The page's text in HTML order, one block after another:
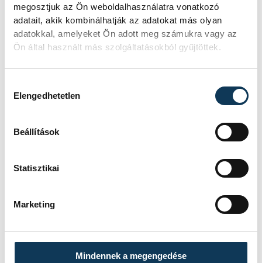
megosztjuk az Ön weboldalhasználatra vonatkozó
adatait, akik kombinálhatják az adatokat más olyan
adatokkal, amelyeket Ön adott meg számukra vagy az
Ön által használt más szolgáltatásokból gyűjtöttek.
Elengedhetetlen
Beállítások
Statisztikai
Marketing
Mindennek a megengedése